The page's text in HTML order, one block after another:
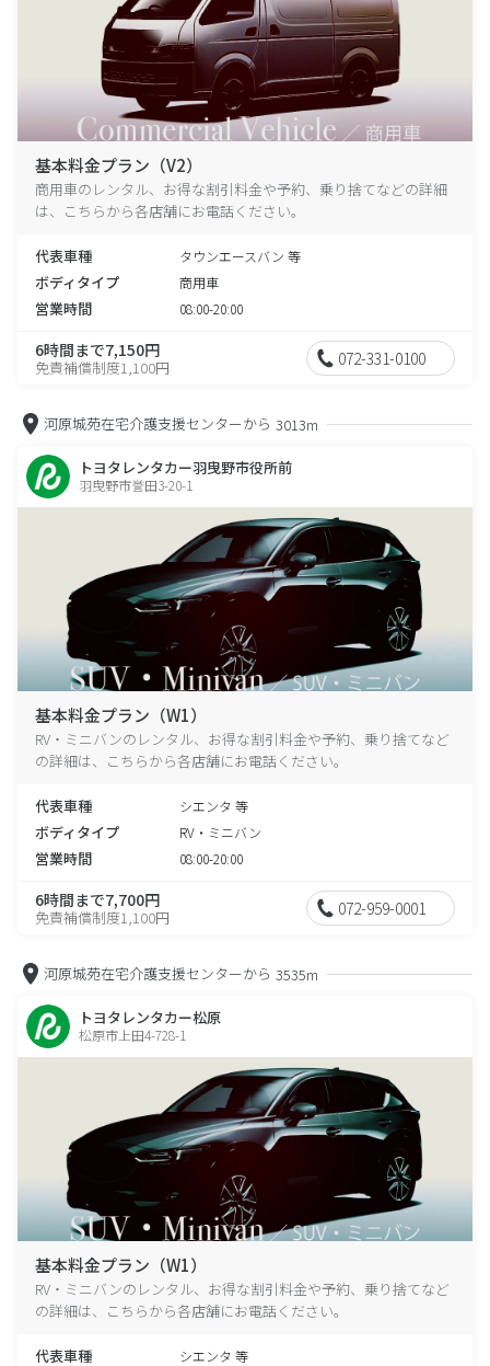
基本料金プラン（V2）
商用車のレンタル、お得な割引料金や予約、乗り捨てなどの詳細
は、こちらから各店舗にお電話ください。
代表車種 タウンエースバン 等
ボディタイプ 商用車
営業時間 08:00-20:00
6時間まで7,150円
免責補償制度1,100円 072-331-0100
河原城苑在宅介護支援センターから 3013m
トヨタレンタカー羽曳野市役所前
羽曳野市誉田3-20-1
基本料金プラン（W1）
RV・ミニバンのレンタル、お得な割引料金や予約、乗り捨てなど
の詳細は、こちらから各店舗にお電話ください。
代表車種 シエンタ 等
ボディタイプ RV・ミニバン
営業時間 08:00-20:00
6時間まで7,700円
免責補償制度1,100円 072-959-0001
河原城苑在宅介護支援センターから 3535m
トヨタレンタカー松原
松原市上田4-728-1
基本料金プラン（W1）
RV・ミニバンのレンタル、お得な割引料金や予約、乗り捨てなど
の詳細は、こちらから各店舗にお電話ください。
代表車種 シエンタ 等